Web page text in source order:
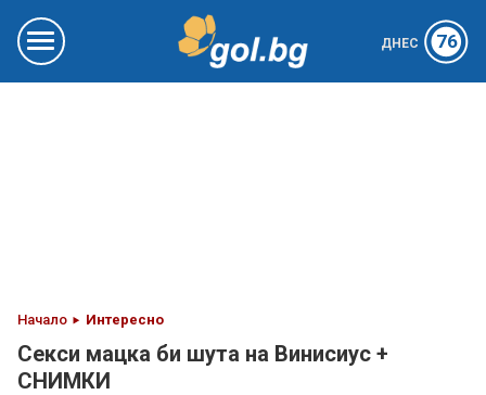
ДНЕС 76
Начало Интересно
Секси мацка би шута на Винисиус +
СНИМКИ